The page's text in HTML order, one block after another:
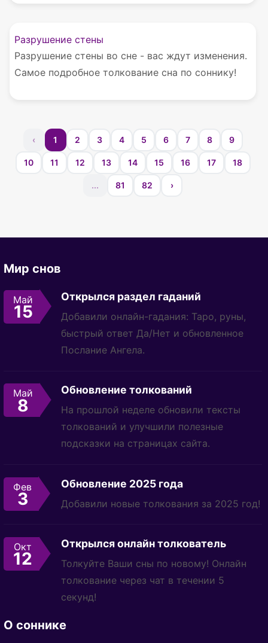
Разрушение стены
Разрушение стены во сне - вас ждут изменения.
Самое подробное толкование сна по соннику!
‹ 1 2 3 4 5 6 7 8 9
10 11 12 13 14 15 16 17 18
... 81 82 ›
Мир снов
Май
15
Открылся раздел гаданий
Добавили онлайн-гадания: Таро, руны,
быстрый ответ Да/Нет и обновленное
Послание Ангела.
Май
8
Обновление толкований
На прошлой неделе обновили тексты
толкований и улучшили полезные
подсказки на страницах сайта.
Фев
3
Обновление 2025 года
Добавили новые толкования за 2025 год!
Окт
12
Открылся онлайн толкователь
Толкуйте Ваши сны по новому! Онлайн
толкование через чат в течении 5
секунд!
О соннике